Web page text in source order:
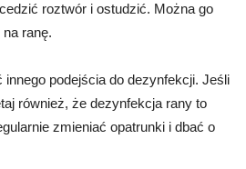
roztwór i ostudzić. Można go
ranę.
podejścia do dezynfekcji. Jeśli
również, że dezynfekcja rany to
zmieniać opatrunki i dbać o